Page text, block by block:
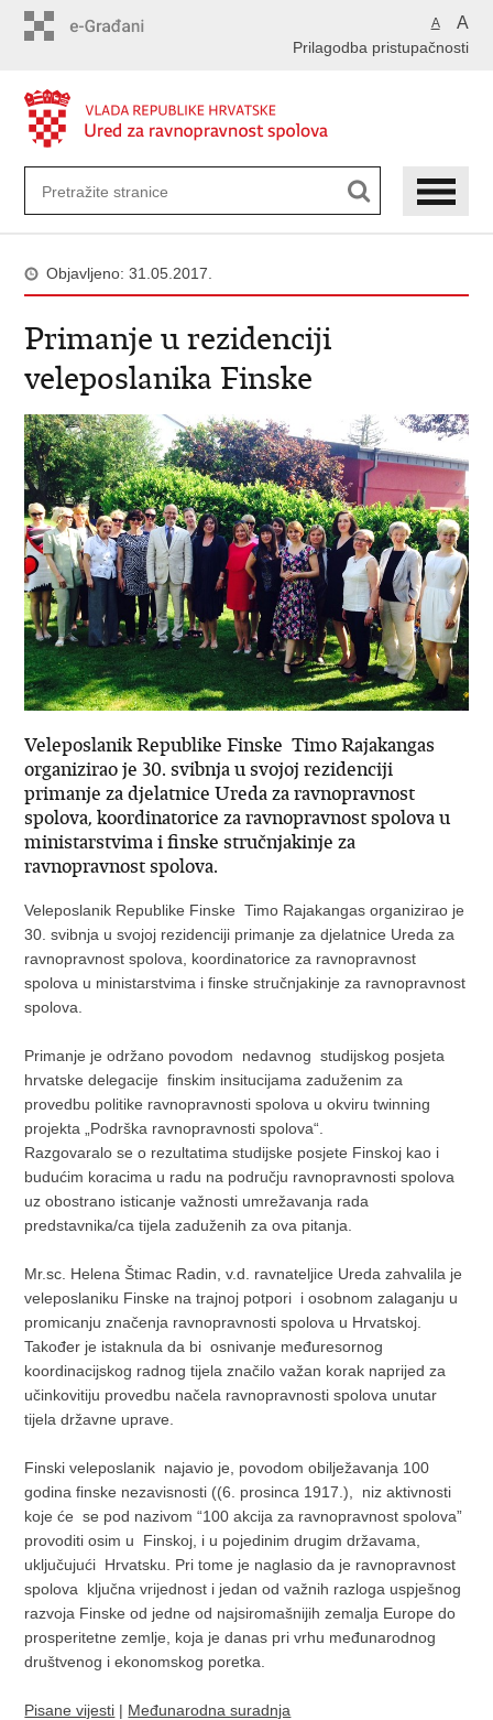
A A
Prilagodba pristupačnosti
Objavljeno: 31.05.2017.
Primanje u rezidenciji
veleposlanika Finske
Veleposlanik Republike Finske Timo Rajakangas
organizirao je 30. svibnja u svojoj rezidenciji
primanje za djelatnice Ureda za ravnopravnost
spolova, koordinatorice za ravnopravnost spolova u
ministarstvima i finske stručnjakinje za
ravnopravnost spolova.
Veleposlanik Republike Finske Timo Rajakangas organizirao je
30. svibnja u svojoj rezidenciji primanje za djelatnice Ureda za
ravnopravnost spolova, koordinatorice za ravnopravnost
spolova u ministarstvima i finske stručnjakinje za ravnopravnost
spolova.
Primanje je održano povodom nedavnog studijskog posjeta
hrvatske delegacije finskim insitucijama zaduženim za
provedbu politike ravnopravnosti spolova u okviru twinning
projekta „Podrška ravnopravnosti spolova“.
Razgovaralo se o rezultatima studijske posjete Finskoj kao i
budućim koracima u radu na području ravnopravnosti spolova
uz obostrano isticanje važnosti umrežavanja rada
predstavnika/ca tijela zaduženih za ova pitanja.
Mr.sc. Helena Štimac Radin, v.d. ravnateljice Ureda zahvalila je
veleposlaniku Finske na trajnoj potpori i osobnom zalaganju u
promicanju značenja ravnopravnosti spolova u Hrvatskoj.
Također je istaknula da bi osnivanje međuresornog
koordinacijskog radnog tijela značilo važan korak naprijed za
učinkovitiju provedbu načela ravnopravnosti spolova unutar
tijela državne uprave.
Finski veleposlanik najavio je, povodom obilježavanja 100
godina finske nezavisnosti ((6. prosinca 1917.), niz aktivnosti
koje će se pod nazivom “100 akcija za ravnopravnost spolova”
provoditi osim u Finskoj, i u pojedinim drugim državama,
uključujući Hrvatsku. Pri tome je naglasio da je ravnopravnost
spolova ključna vrijednost i jedan od važnih razloga uspješnog
razvoja Finske od jedne od najsiromašnijih zemalja Europe do
prosperitetne zemlje, koja je danas pri vrhu međunarodnog
društvenog i ekonomskog poretka.
Pisane vijesti | Međunarodna suradnja